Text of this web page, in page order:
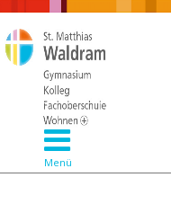
Menü